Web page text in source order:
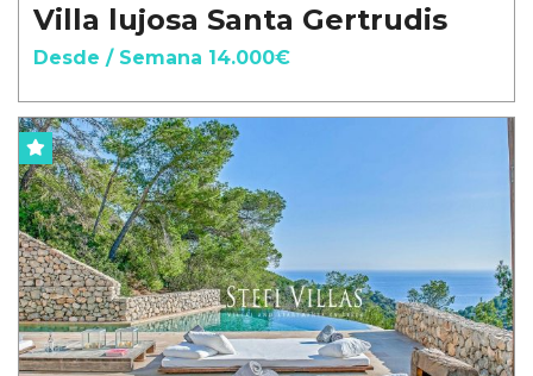
Villa lujosa Santa Gertrudis
Desde / Semana 14.000€